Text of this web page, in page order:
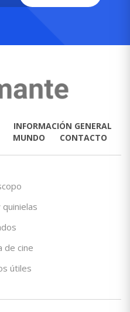
INFORMACIÓN GENERAL
MUNDO CONTACTO
de cine
útiles